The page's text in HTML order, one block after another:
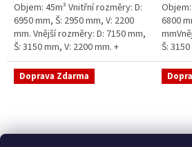
hvězdiček.
Objem: 45m³ Vnitřní rozměry: D:
6950 mm, Š: 2950 mm, V: 2200
mm. Vnější rozměry: D: 7150 mm,
Š: 3150 mm, V: 2200 mm. +
komínek Běžná doba dodání 2-3
týdny od objednávky....
6800
Š:
týdny
Doprava Zdarma